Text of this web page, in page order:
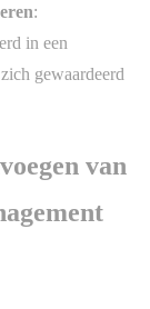
:
in een
gewaardeerd
van